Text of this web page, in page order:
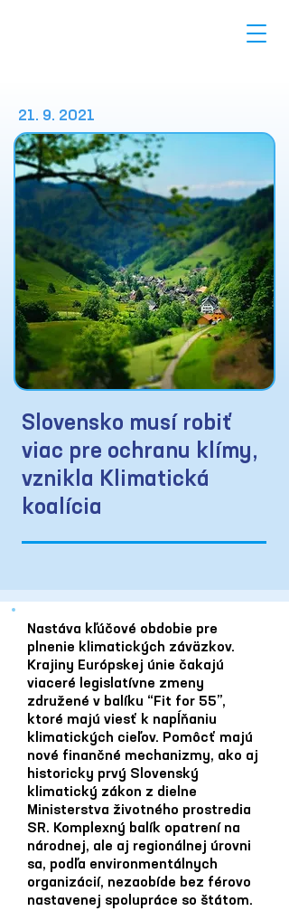
21. 9. 2021
Slovensko musí robiť
viac pre ochranu klímy,
vznikla Klimatická
koalícia
Nastáva kľúčové obdobie pre
plnenie klimatických záväzkov.
Krajiny Európskej únie čakajú
viaceré legislatívne zmeny
združené v balíku “Fit for 55”,
ktoré majú viesť k napĺňaniu
klimatických cieľov. Pomôcť majú
nové finančné mechanizmy, ako aj
historicky prvý Slovenský
klimatický zákon z dielne
Ministerstva životného prostredia
SR. Komplexný balík opatrení na
národnej, ale aj regionálnej úrovni
sa, podľa environmentálnych
organizácií, nezaobíde bez férovo
nastavenej spolupráce so štátom.